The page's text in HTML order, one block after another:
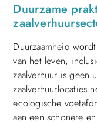
Duurzame
Duurzaamheid
van het leven,
zaalverhuur is geen
zaalverhuurlocaties
ecologische
aan een schonere